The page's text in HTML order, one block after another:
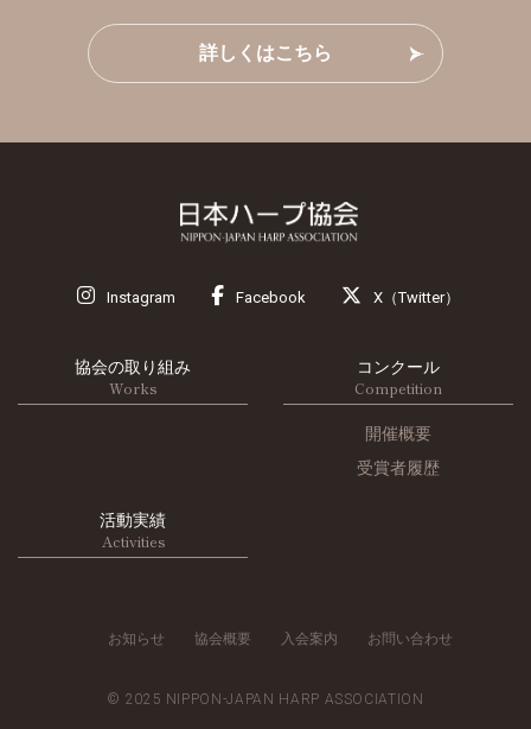
詳しくはこちら
Instagram Facebook X（Twitter）
協会の取り組み
Works
コンクール
Competition
開催概要
受賞者履歴
活動実績
Activities
お知らせ 協会概要 入会案内 お問い合わせ
© 2025 NIPPON-JAPAN HARP ASSOCIATION